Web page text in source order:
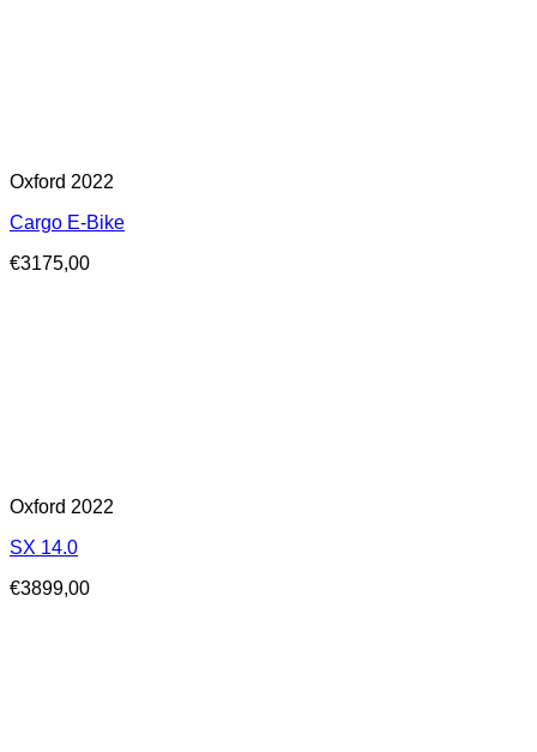
Oxford 2022
Cargo E-Bike
€3175,00
Oxford 2022
SX 14.0
€3899,00